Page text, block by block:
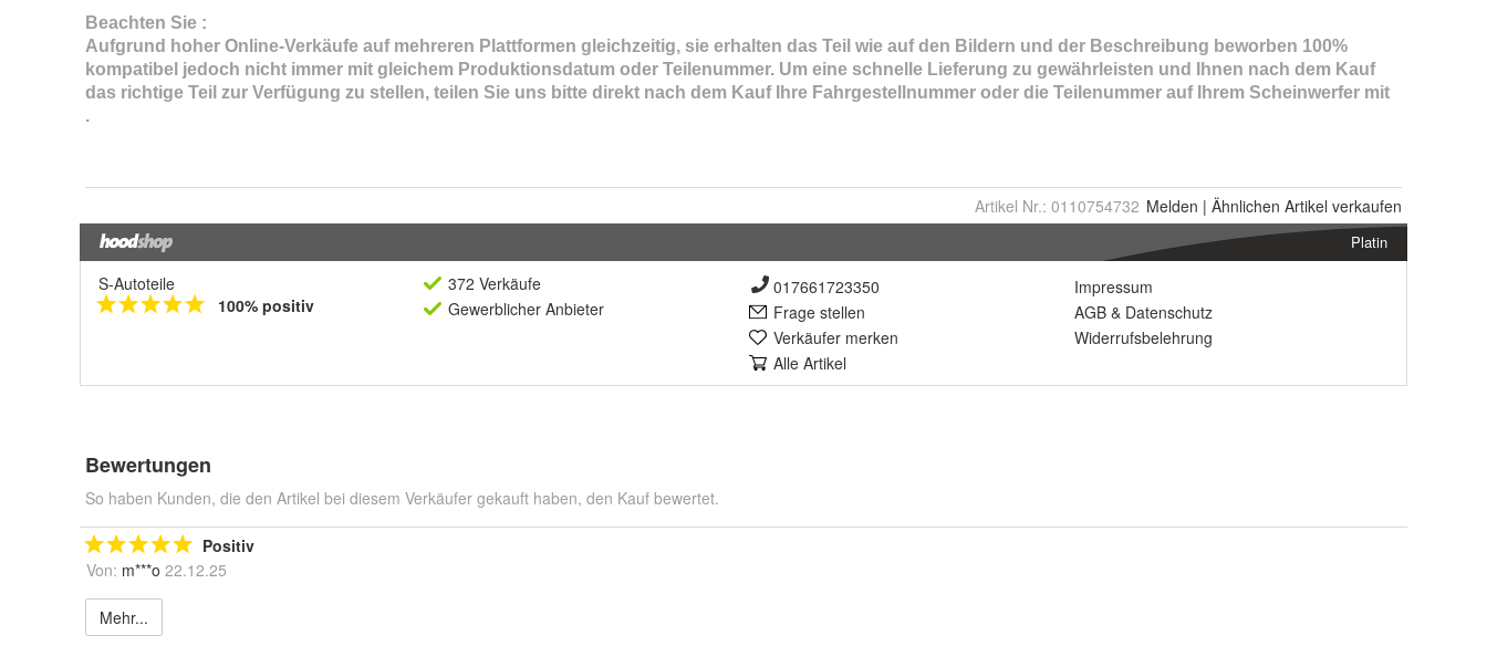
Artikel Nr.: 0110754732 Melden | Ähnlichen Artikel verkaufen
Platin
S-Autoteile
100% positiv
372 Verkäufe
Gewerblicher Anbieter
017661723350
Frage stellen
Verkäufer merken
Alle Artikel
Impressum
AGB & Datenschutz
Widerrufsbelehrung
Bewertungen
So haben Kunden, die den Artikel bei diesem Verkäufer gekauft haben, den Kauf bewertet.
Positiv
Von: m***o 22.12.25
Mehr...